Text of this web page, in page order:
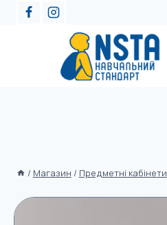
/ Магазин / Предметні кабінети